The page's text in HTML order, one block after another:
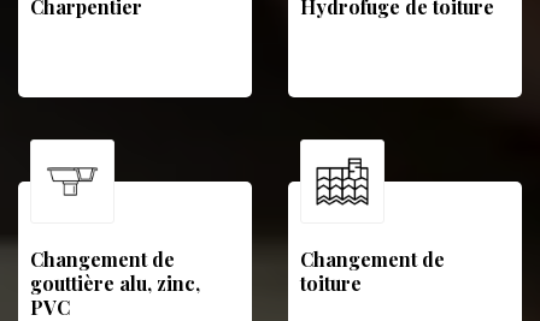
Charpentier Hydrofuge de toiture
Changement de
gouttière alu, zinc,
PVC
Changement de
toiture